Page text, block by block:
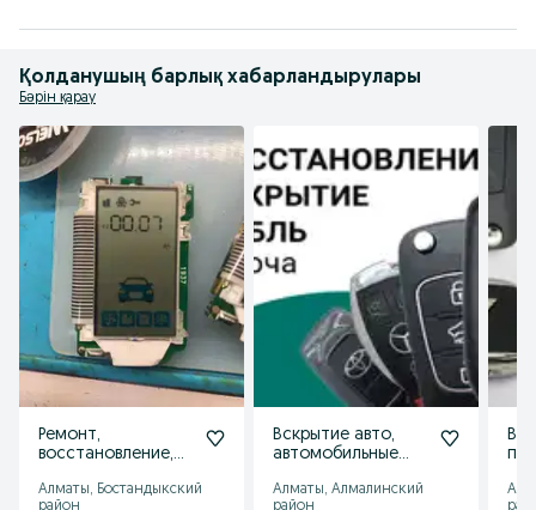
Қолданушың барлық хабарландырулары
Бәрін қарау
Ремонт,
восстановление,
программирование
Алматы, Бостандыкский
район
Вскрытие авто,
автомобильные
программирование
Алматы, Алмалинский
район